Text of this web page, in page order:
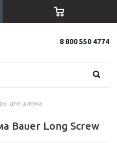
8 800 550 4774
для шлема
Bauer Long Screw